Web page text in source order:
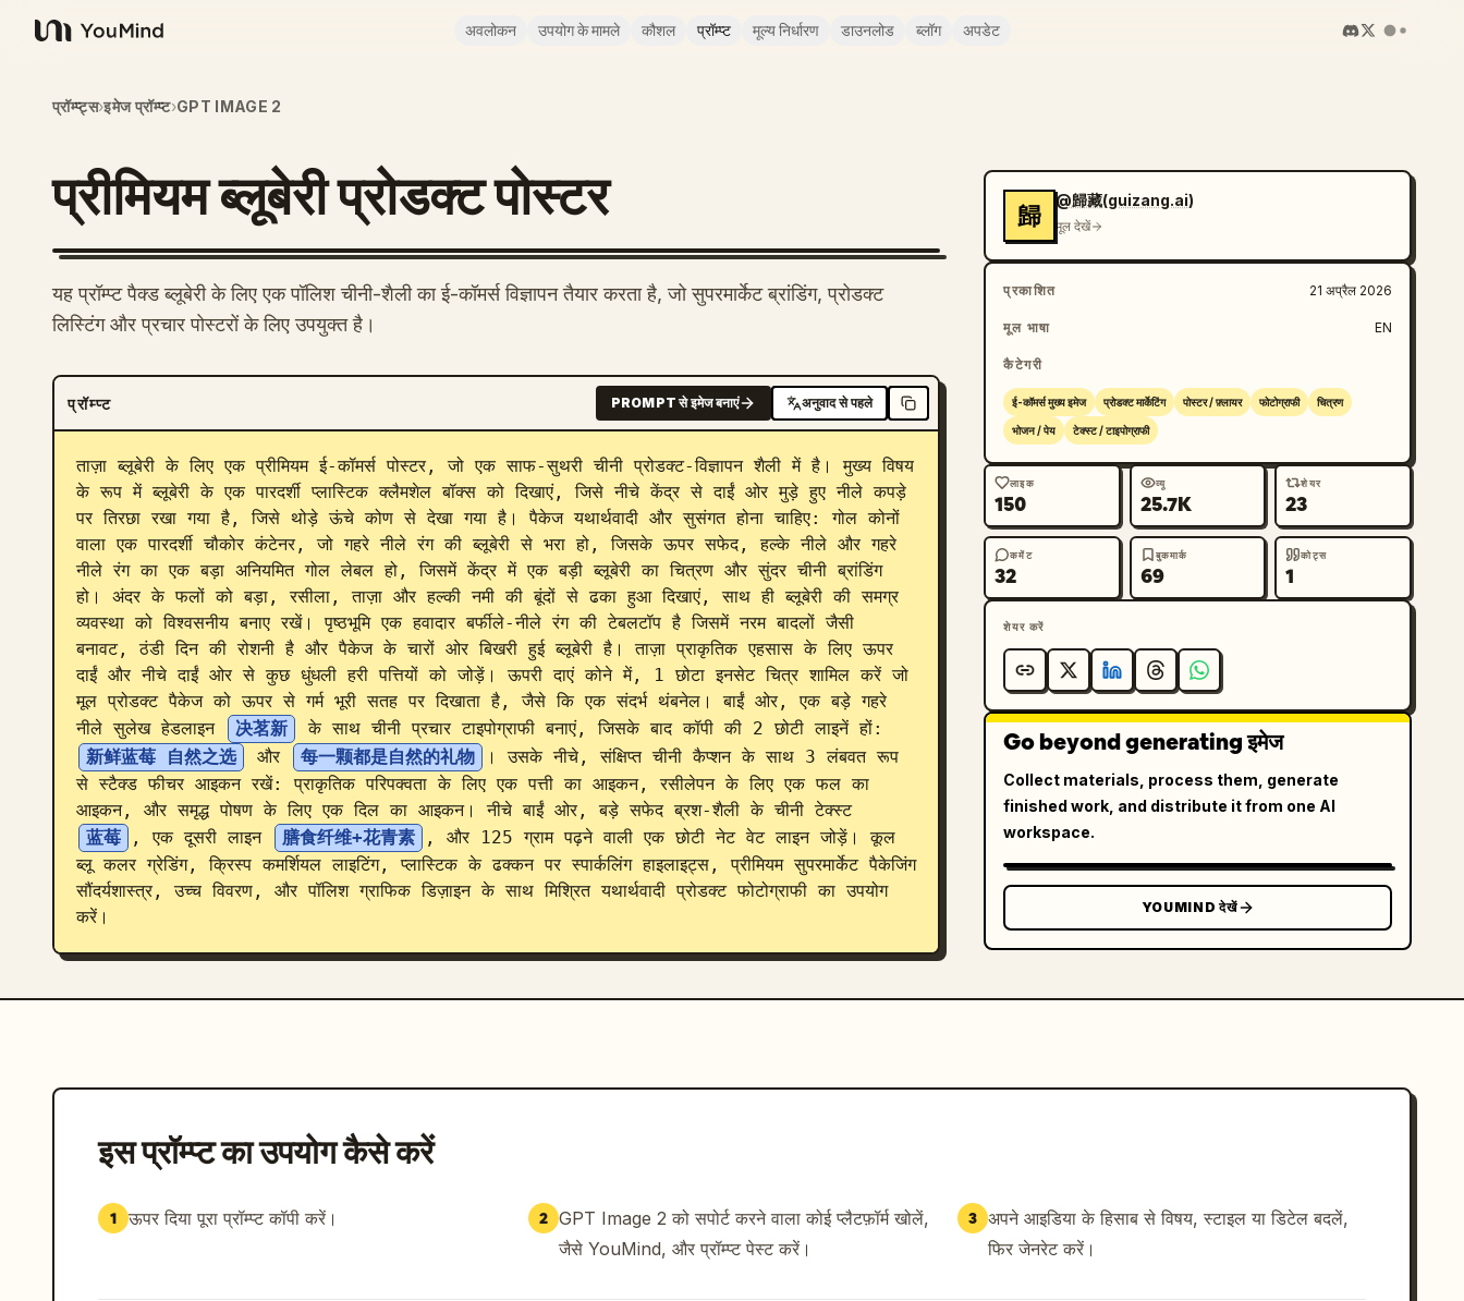
YouMind
अवलोकन उपयोग के मामले कौशल प्रॉम्प्ट मूल्य निर्धारण डाउनलोड ब्लॉग अपडेट
प्रॉम्प्ट्स›इमेज प्रॉम्प्ट›GPT IMAGE 2
प्रीमियम ब्लूबेरी प्रोडक्ट पोस्टर
यह प्रॉम्प्ट पैक्ड ब्लूबेरी के लिए एक पॉलिश चीनी-शैली का ई-कॉमर्स विज्ञापन तैयार करता है, जो सुपरमार्केट ब्रांडिंग, प्रोडक्ट
लिस्टिंग और प्रचार पोस्टरों के लिए उपयुक्त है।
प्रॉम्प्ट PROMPT से इमेज बनाएं अनुवाद से पहले
ताज़ा ब्लूबेरी के लिए एक प्रीमियम ई-कॉमर्स पोस्टर, जो एक साफ-सुथरी चीनी प्रोडक्ट-विज्ञापन शैली में है। मुख्य विषय
के रूप में ब्लूबेरी के एक पारदर्शी प्लास्टिक क्लैमशेल बॉक्स को दिखाएं, जिसे नीचे केंद्र से दाईं ओर मुड़े हुए नीले कपड़े
पर तिरछा रखा गया है, जिसे थोड़े ऊंचे कोण से देखा गया है। पैकेज यथार्थवादी और सुसंगत होना चाहिए: गोल कोनों
वाला एक पारदर्शी चौकोर कंटेनर, जो गहरे नीले रंग की ब्लूबेरी से भरा हो, जिसके ऊपर सफेद, हल्के नीले और गहरे
नीले रंग का एक बड़ा अनियमित गोल लेबल हो, जिसमें केंद्र में एक बड़ी ब्लूबेरी का चित्रण और सुंदर चीनी ब्रांडिंग
हो। अंदर के फलों को बड़ा, रसीला, ताज़ा और हल्की नमी की बूंदों से ढका हुआ दिखाएं, साथ ही ब्लूबेरी की समग्र
व्यवस्था को विश्वसनीय बनाए रखें। पृष्ठभूमि एक हवादार बर्फीले-नीले रंग की टेबलटॉप है जिसमें नरम बादलों जैसी
बनावट, ठंडी दिन की रोशनी है और पैकेज के चारों ओर बिखरी हुई ब्लूबेरी है। ताज़ा प्राकृतिक एहसास के लिए ऊपर
दाईं और नीचे दाईं ओर से कुछ धुंधली हरी पत्तियों को जोड़ें। ऊपरी दाएं कोने में, 1 छोटा इनसेट चित्र शामिल करें जो
मूल प्रोडक्ट पैकेज को ऊपर से गर्म भूरी सतह पर दिखाता है, जैसे कि एक संदर्भ थंबनेल। बाईं ओर, एक बड़े गहरे
नीले सुलेख हेडलाइन
决茗新
के साथ चीनी प्रचार टाइपोग्राफी बनाएं, जिसके बाद कॉपी की 2 छोटी लाइनें हों:
新鲜蓝莓 自然之选
और 每一颗都是自然的礼物
। उसके नीचे, संक्षिप्त चीनी कैप्शन के साथ 3 लंबवत रूप
से स्टैक्ड फीचर आइकन रखें: प्राकृतिक परिपक्वता के लिए एक पत्ती का आइकन, रसीलेपन के लिए एक फल का
आइकन, और समृद्ध पोषण के लिए एक दिल का आइकन। नीचे बाईं ओर, बड़े सफेद ब्रश-शैली के चीनी टेक्स्ट
蓝莓
, एक दूसरी लाइन 膳食纤维+花青素
, और 125 ग्राम पढ़ने वाली एक छोटी नेट वेट लाइन जोड़ें। कूल
ब्लू कलर ग्रेडिंग, क्रिस्प कमर्शियल लाइटिंग, प्लास्टिक के ढक्कन पर स्पार्कलिंग हाइलाइट्स, प्रीमियम सुपरमार्केट पैकेजिंग
सौंदर्यशास्त्र, उच्च विवरण, और पॉलिश ग्राफिक डिज़ाइन के साथ मिश्रित यथार्थवादी प्रोडक्ट फोटोग्राफी का उपयोग
करें।
歸
@歸藏(guizang.ai)
मूल देखें
प्रकाशित 21 अप्रैल 2026
मूल भाषा EN
कैटेगरी
ई-कॉमर्स मुख्य इमेज प्रोडक्ट मार्केटिंग पोस्टर / फ़्लायर फोटोग्राफी चित्रण
भोजन / पेय टेक्स्ट / टाइपोग्राफी
लाइक
150
व्यू
25.7K
शेयर
23
कमेंट
32
बुकमार्क
69
कोट्स
1
शेयर करें
Go beyond generating इमेज
Collect materials, process them, generate
finished work, and distribute it from one AI
workspace.
YOUMIND देखें
इस प्रॉम्प्ट का उपयोग कैसे करें
1 ऊपर दिया पूरा प्रॉम्प्ट कॉपी करें। 2 GPT Image 2 को सपोर्ट करने वाला कोई प्लैटफ़ॉर्म खोलें,
जैसे YouMind, और प्रॉम्प्ट पेस्ट करें।
3 अपने आइडिया के हिसाब से विषय, स्टाइल या डिटेल बदलें,
फिर जेनरेट करें।